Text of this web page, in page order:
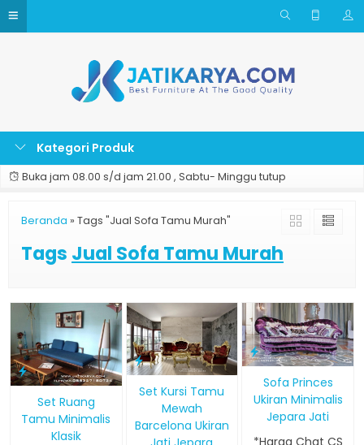
Kategori Produk
Buka jam 08.00 s/d jam 21.00 , Sabtu- Minggu tutup
Beranda » Tags "Jual Sofa Tamu Murah"
Tags Jual Sofa Tamu Murah
Set Ruang
Tamu Minimalis
Klasik
Set Kursi Tamu
Mewah
Barcelona Ukiran
Sofa Princes
Ukiran Minimalis
Jepara Jati
*Harga Chat CS